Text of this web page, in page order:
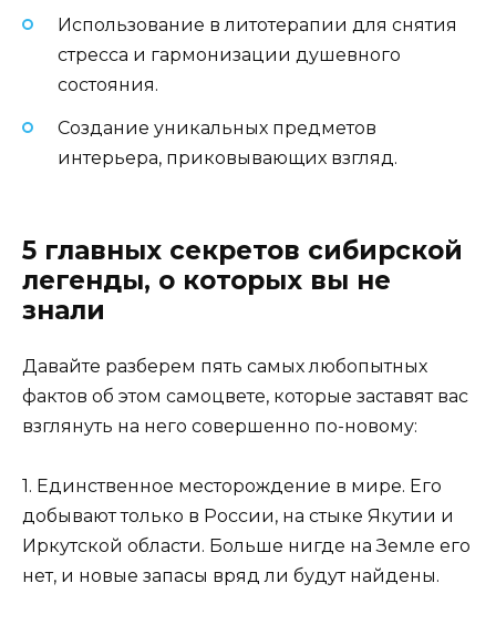
Использование в литотерапии для снятия
стресса и гармонизации душевного
состояния.
Создание уникальных предметов
интерьера, приковывающих взгляд.
5 главных секретов сибирской
легенды, о которых вы не
знали
Давайте разберем пять самых любопытных
фактов об этом самоцвете, которые заставят вас
взглянуть на него совершенно по-новому:
1. Единственное месторождение в мире. Его
добывают только в России, на стыке Якутии и
Иркутской области. Больше нигде на Земле его
нет, и новые запасы вряд ли будут найдены.